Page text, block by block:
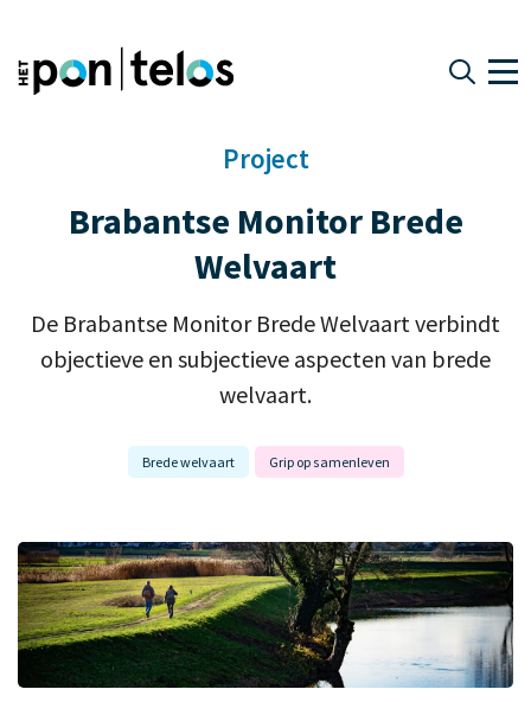
Project
Brabantse Monitor Brede
Welvaart
De Brabantse Monitor Brede Welvaart verbindt
objectieve en subjectieve aspecten van brede
welvaart.
Brede welvaart Grip op samenleven